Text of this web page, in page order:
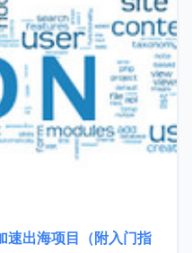
出海项目（附入门指